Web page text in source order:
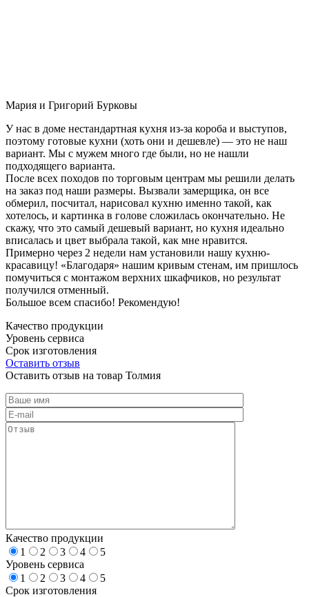
Мария и Григорий Бурковы
У нас в доме нестандартная кухня из-за короба и выступов,
поэтому готовые кухни (хоть они и дешевле) — это не наш
вариант. Мы с мужем много где были, но не нашли
подходящего варианта.
После всех походов по торговым центрам мы решили делать
на заказ под наши размеры. Вызвали замерщика, он все
обмерил, посчитал, нарисовал кухню именно такой, как
хотелось, и картинка в голове сложилась окончательно. Не
скажу, что это самый дешевый вариант, но кухня идеально
вписалась и цвет выбрала такой, как мне нравится.
Примерно через 2 недели нам установили нашу кухню-
красавицу! «Благодаря» нашим кривым стенам, им пришлось
помучиться с монтажом верхних шкафчиков, но результат
получился отменный.
Большое всем спасибо! Рекомендую!
Качество продукции
Уровень сервиса
Срок изготовления
Оставить отзыв
Оставить отзыв на товар Толмия
Качество продукции
1
2 3 4
5
Уровень сервиса
1
2 3 4
5
Срок изготовления